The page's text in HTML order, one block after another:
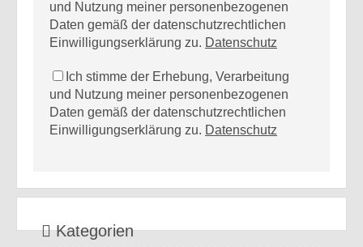
und Nutzung meiner personenbezogenen
Daten gemäß der datenschutzrechtlichen
Einwilligungserklärung zu. Datenschutz
Ich stimme der Erhebung, Verarbeitung
und Nutzung meiner personenbezogenen
Daten gemäß der datenschutzrechtlichen
Einwilligungserklärung zu. Datenschutz
Kategorien